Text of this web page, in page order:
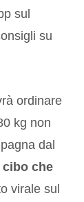
sul
su
ordinare
kg non
dal
cibo che
virale sul